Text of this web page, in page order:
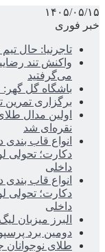
۱۴۰۵/۰۵/۱۵
خبر فوری
تاجرنیا: حال
واکنش تند
می‌گرفتید
باشگاه گل گهر:
برگزاری تمرین
اولین مدال
نقره‌ای شد
انواع قاب
دکارت؛ تحولی
داخلی
انواع قاب
دکارت؛ تحولی
داخلی
البرز میزبان
دومین برد
طلای نوجوانان